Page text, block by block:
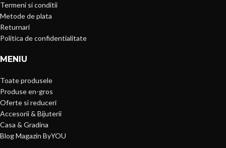
Termeni si conditii
Metode de plata
Returnari
Politica de confidentialitate
MENIU
Toate produsele
Produse en-gros
Oferte si reduceri
Accesorii & Bijuterii
Casa & Gradina
Blog Magazin ByYOU